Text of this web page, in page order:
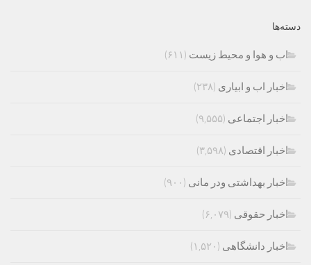
دسته‌ها
اب و هوا و محیط زیست (۶۱۱)
اخبار اب و ابیاری (۲۳۸)
اخبار اجتماعی (۹,۵۵۵)
اخبار اقتصادی (۳,۵۹۸)
اخبار بهداشتی ودر مانی (۹۰۰)
اخبار حقوقی (۶,۰۷۹)
اخبار دانشگاهی (۱,۵۲۰)